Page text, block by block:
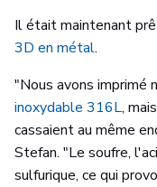
Il était maintenant
3D en métal.
"Nous avons imprimé
inoxydable 316L,
cassaient au même
Stefan. "Le soufre,
sulfurique, ce qui